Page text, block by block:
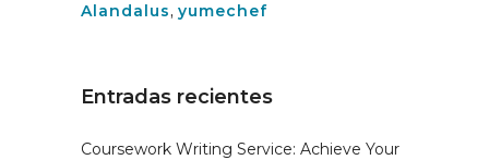
Alandalus, yumechef
Entradas recientes
Coursework Writing Service: Achieve Your